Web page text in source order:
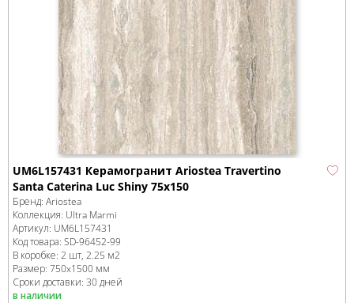
UM6L157431 Керамогранит Ariostea Travertino
Santa Caterina Luc Shiny 75x150
Бренд: Ariostea
Коллекция: Ultra Marmi
Артикул: UM6L157431
Код товара: SD-96452-99
В коробке: 2 шт, 2.25 м2
Размер: 750x1500 мм
Сроки доставки: 30 дней
в наличии